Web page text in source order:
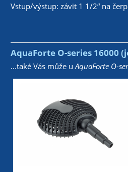
Vstup/výstup: závit 1 1/2“ na
AquaForte O-series 16000
...také Vás může u AquaForte O-